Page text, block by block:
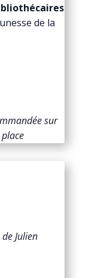
de la
sur
Julien